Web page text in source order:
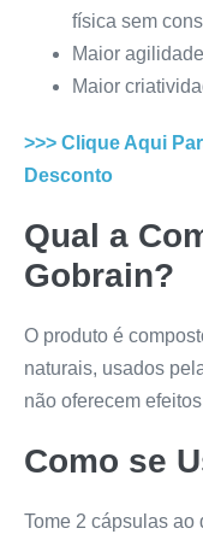
física sem
Maior
Maior
>>> Clique Aqui
Desconto
Qual a
Gobrain?
O produto é
naturais, usados
não oferecem
Como se
Tome 2 cápsulas ao